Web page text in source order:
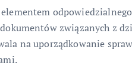
związanych z
na uporządkowanie